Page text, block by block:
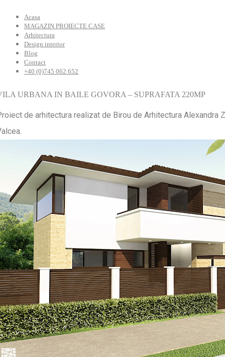
Acasa
MAGAZIN PROIECTE CASE
Arhitectura
Design interior
Blog
Contact
+40 (0)745 062 652
URBANA IN BAILE GOVORA – SUPRAFATA 220MP
de arhitectura realizat de Birou de Arhitectura Alexandra